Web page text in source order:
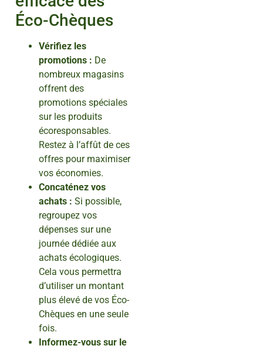
Éco-Chèques
Vérifiez les
promotions : De
nombreux magasins
offrent des
promotions spéciales
sur les produits
écoresponsables.
Restez à l’affût de ces
offres pour maximiser
vos économies.
Concaténez vos
achats : Si possible,
regroupez vos
dépenses sur une
journée dédiée aux
achats écologiques.
Cela vous permettra
d’utiliser un montant
plus élevé de vos Éco-
Chèques en une seule
fois.
Informez-vous sur le